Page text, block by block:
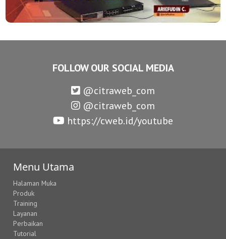
FOLLOW OUR SOCIAL MEDIA
@citraweb_com
@citraweb_com
https://cweb.id/youtube
Menu Utama
Halaman Muka
Produk
Training
Layanan
Perbaikan
Tutorial